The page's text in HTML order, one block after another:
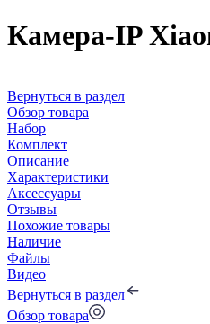
Камера-IP
Вернуться в раздел
Обзор товара
Набор
Комплект
Описание
Характеристики
Аксессуары
Отзывы
Похожие товары
Наличие
Файлы
Видео
Вернуться в раздел
Обзор товара